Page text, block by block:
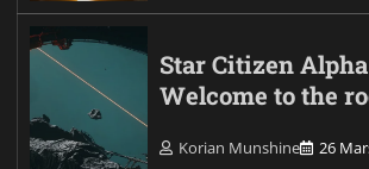
Star Citizen Alpha
Welcome to the
Korian Munshine 26